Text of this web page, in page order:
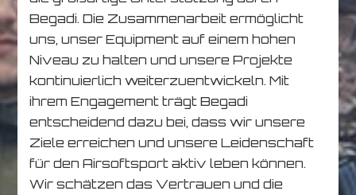
Begadi. Die Zusammenarbeit ermöglicht
uns, unser Equipment auf einem hohen
Niveau zu halten und unsere Projekte
kontinuierlich weiterzuentwickeln. Mit
ihrem Engagement trägt Begadi
entscheidend dazu bei, dass wir unsere
Ziele erreichen und unsere Leidenschaft
für den Airsoftsport aktiv leben können.
Wir schätzen das Vertrauen und die